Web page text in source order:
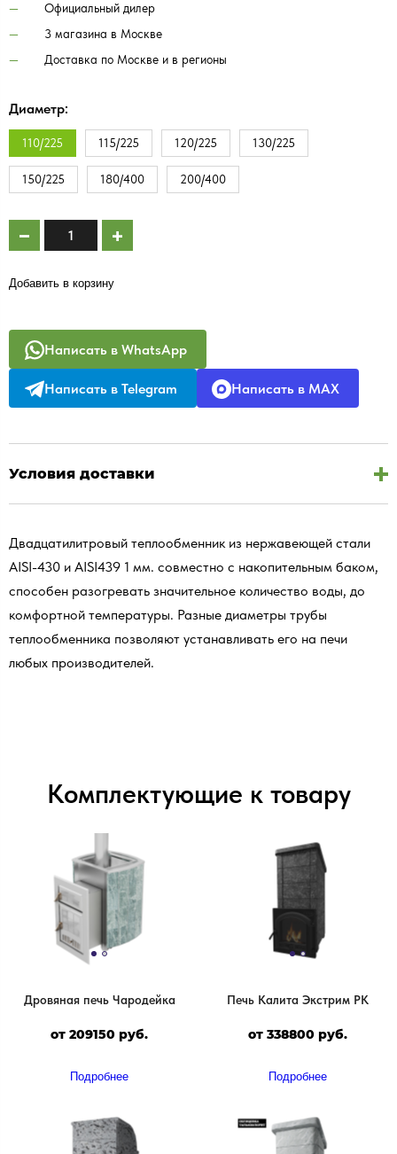
Официальный дилер
3 магазина в Москве
Доставка по Москве и в регионы
Диаметр:
110/225 115/225 120/225 130/225
150/225 180/400 200/400
Добавить в корзину
Написать в WhatsApp
Написать в Telegram Написать в MAX
Условия доставки
Двадцатилитровый теплообменник из нержавеющей стали
AISI-430 и AISI439 1 мм. совместно с накопительным баком,
способен разогревать значительное количество воды, до
комфортной температуры. Разные диаметры трубы
теплообменника позволяют устанавливать его на печи
любых производителей.
Комплектующие к товару
Дровяная печь Чародейка
от 209150 руб.
Подробнее
Печь Калита Экстрим РК
от 338800 руб.
Подробнее